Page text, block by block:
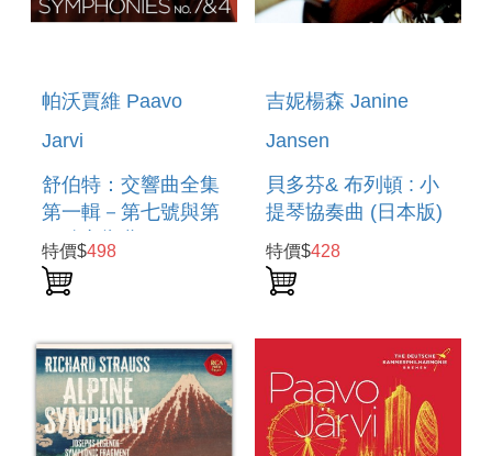
帕沃賈維 Paavo
Jarvi
舒伯特：交響曲全集
第一輯－第七號與第
四號交響曲
特價$498
吉妮楊森 Janine
Jansen
貝多芬& 布列頓 : 小
提琴協奏曲 (日本版)
BEETHOVEN&BRITTEN
: VIOLIN
CONCERTOS
特價$428